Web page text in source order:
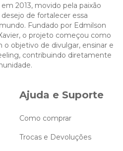
2013, movido pela paixão
de fortalecer essa
Fundado por Edmilson
o projeto começou como
o objetivo de divulgar, ensinar e
contribuindo diretamente
Ajuda e Suporte
Como comprar
Trocas e Devoluções